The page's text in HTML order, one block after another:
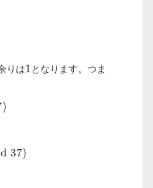
りは1
1 となります。つま
1 \pmod{37}
)
1^n\ (=1) \pmod{37}
37)